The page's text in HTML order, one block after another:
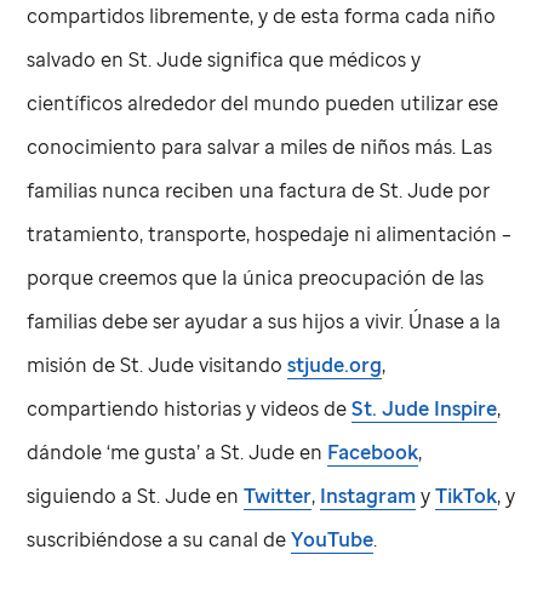
compartidos libremente, y de esta forma cada niño
salvado enSt. Judesignifica que médicos y
científicos alrededor del mundo pueden utilizar ese
conocimiento para salvar a miles de niños más. Las
familias nunca reciben una factura deSt. Jude por
tratamiento, transporte, hospedaje ni alimentación –
porque creemos que la única preocupación de las
familias debe ser ayudar a sus hijos a vivir. Únase a la
misión deSt. Judevisitandostjude.org,
compartiendo historias y videos deSt. Jude Inspire,
dándole ‘me gusta’ aSt. Judeen Facebook,
siguiendo aSt. JudeenTwitter, Instagram yTikTok, y
suscribiéndose a su canal deYouTube.